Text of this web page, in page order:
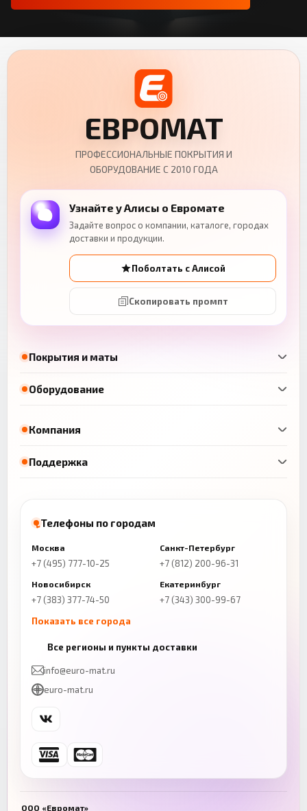
Покрытия и маты
Оборудование
ЕВРОМАТ
ПРОФЕССИОНАЛЬНЫЕ ПОКРЫТИЯ И
ОБОРУДОВАНИЕ С 2010 ГОДА
Узнайте у Алисы о Евромате
Задайте вопрос о компании, каталоге, городах
доставки и продукции.
Поболтать с Алисой
Скопировать промпт
Компания
Поддержка
Телефоны по городам
Москва
+7 (495) 777-10-25
Санкт-Петербург
+7 (812) 200-96-31
Новосибирск
+7 (383) 377-74-50
Екатеринбург
+7 (343) 300-99-67
Показать все города
+7 (843) 206-01-30
Челябинск
+7 (343) 300-99-67
Ростов-на-Дону
+7 (863) 333-50-75
Все регионы и пункты доставки
info@euro-mat.ru
euro-mat.ru
ООО «Евромат»